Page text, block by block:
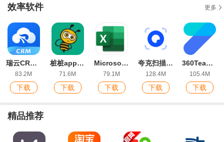
效率软件 更多
瑞云CRM app官方版
83.2M
下载
桩桩app安卓版
71.6M
下载
Microsoft Excel下载手机版
79.1M
下载
夸克扫描王app最新版
128.4M
下载
360Teams app最新版
105.4M
下载
精品推荐